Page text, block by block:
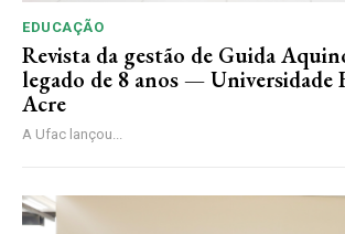
EDUCAÇÃO
Revista da gestão de Guida
legado de 8 anos — Universidade
Acre
A Ufac lançou...